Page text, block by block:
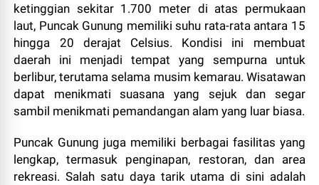
ketinggian sekitar 1.700 meter di atas permukaan
laut, Puncak Gunung memiliki suhu rata-rata antara 15
hingga 20 derajat Celsius. Kondisi ini membuat
daerah ini menjadi tempat yang sempurna untuk
berlibur, terutama selama musim kemarau. Wisatawan
dapat menikmati suasana yang sejuk dan segar
sambil menikmati pemandangan alam yang luar biasa.
Puncak Gunung juga memiliki berbagai fasilitas yang
lengkap, termasuk penginapan, restoran, dan area
rekreasi. Salah satu daya tarik utama di sini adalah